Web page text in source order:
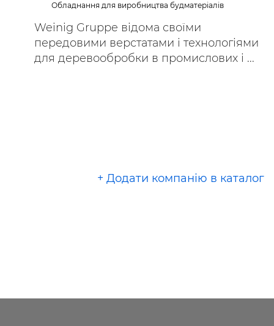
Обладнання для виробництва будматеріалів
Weinig Gruppe відома своїми
передовими верстатами і технологіями
для деревообробки в промислових і ...
+ Додати компанію в каталог